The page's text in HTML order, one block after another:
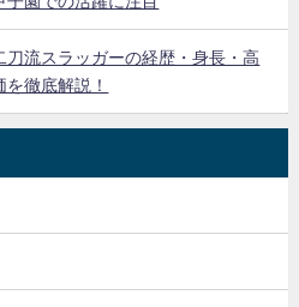
流スラッガーの経歴・身長・高
徹底解説！